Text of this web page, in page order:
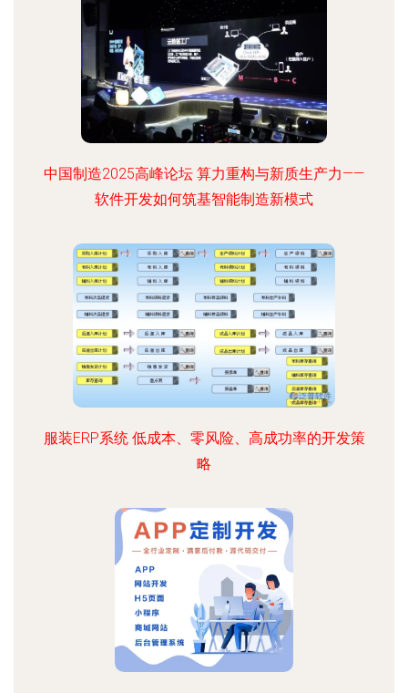
中国制造2025高峰论坛 算力重构与新质生产力——
软件开发如何筑基智能制造新模式
服装ERP系统 低成本、零风险、高成功率的开发策
略